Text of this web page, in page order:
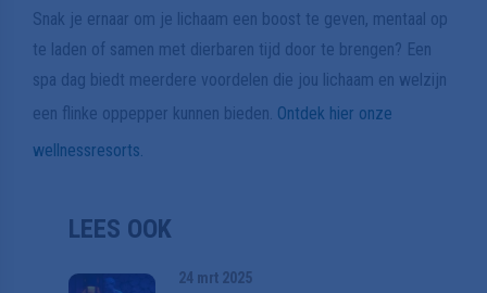
Snak je ernaar om je lichaam een boost te geven, mentaal op
te laden of samen met dierbaren tijd door te brengen? Een
spa dag biedt meerdere voordelen die jou lichaam en welzijn
een flinke oppepper kunnen bieden. Ontdek hier onze
wellnessresorts.
LEES OOK
24 mrt 2025